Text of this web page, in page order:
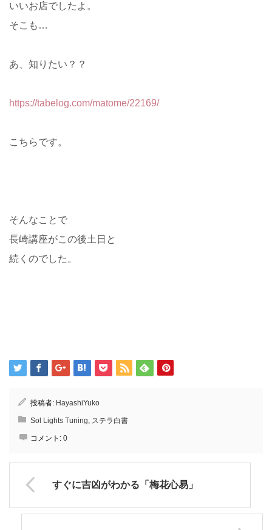
いいお店でしたよ。
そこも…
あ、知りたい？？
https://tabelog.com/matome/22169/
こちらです。
そんなことで
長崎講座がこの後土日と
続くのでした。
投稿者: HayashiYuko
Sol Lights Tuning, ステラ白書
コメント: 0
すぐに吉凶がわかる「梅花心易」